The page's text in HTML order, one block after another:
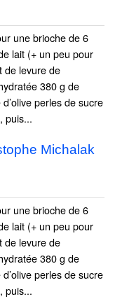
une brioche de 6
lait (+ un peu pour
de levure de
380 g de
perles de sucre
puis...
Michalak
une brioche de 6
lait (+ un peu pour
de levure de
380 g de
perles de sucre
puis...